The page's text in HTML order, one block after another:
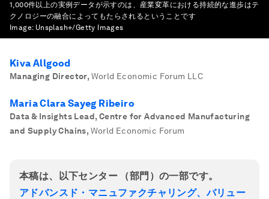
1,000件以上の実例データが示すのは、産業変革における持続的な進歩はテ
クノロジーの融合によってもたらされるということです
Image: Unsplash+/Getty Images
Kiva Allgood
Managing Director, World Economic Forum LLC
Maria Clara Sayeg Ribeiro
Data & Insights Lead, Centre for Advanced Manufacturing
and Supply Chains, World Economic Forum
本稿は、以下センター （部門）の一部です。
アドバンスド・マニュファクチャリング、バリュー